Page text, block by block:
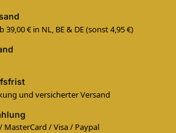
39,00 € in NL, BE & DE (sonst 4,95 €)
und versicherter Versand
MasterCard / Visa / Paypal